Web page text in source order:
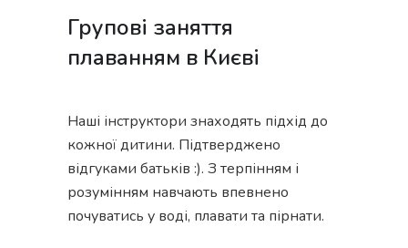
Групові заняття
плаванням в Києві
Наші інструктори знаходять підхід до
кожної дитини. Підтверджено
відгуками батьків :). З терпінням і
розумінням навчають впевнено
почуватись у воді, плавати та пірнати.